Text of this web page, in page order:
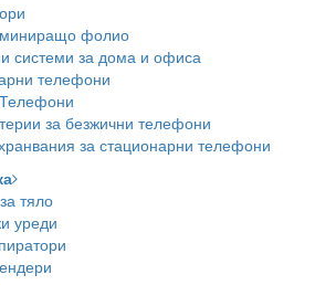
фолио
системи за дома и офиса
телефони
за безжични телефони
за стационарни телефони
тяло
уреди